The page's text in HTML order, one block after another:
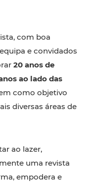
com boa
e convidados
20 anos de
ao lado das
como objetivo
diversas áreas de
ao lazer,
uma revista
empodera e